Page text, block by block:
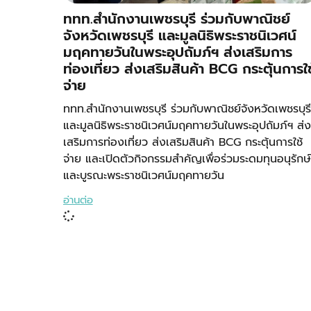
ททท.สำนักงานเพชรบุรี ร่วมกับพาณิชย์
จังหวัดเพชรบุรี และมูลนิธิพระราชนิเวศน์
มฤคทายวันในพระอุปถัมภ์ฯ ส่งเสริมการ
ท่องเที่ยว ส่งเสริมสินค้า BCG กระตุ้นการ
จ่าย
ททท.สำนักงานเพชรบุรี ร่วมกับพาณิชย์จังหวัดเพชรบุรี
และมูลนิธิพระราชนิเวศน์มฤคทายวันในพระอุปถัมภ์ฯ ส่ง
เสริมการท่องเที่ยว ส่งเสริมสินค้า BCG กระตุ้นการใช้
จ่าย และเปิดตัวกิจกรรมสำคัญเพื่อร่วมระดมทุนอนุรักษ์
และบูรณะพระราชนิเวศน์มฤคทายวัน
อ่านต่อ